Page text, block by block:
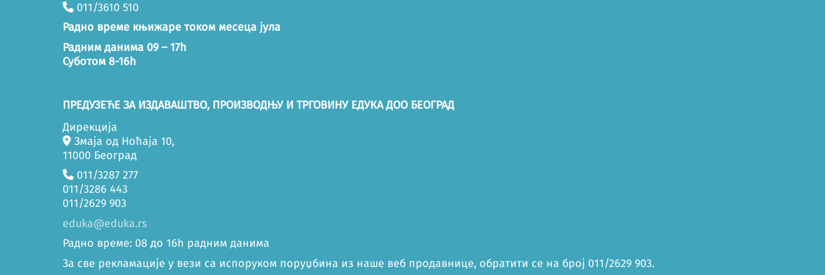
011/3610 510
Радно време књижаре током месеца јула
Радним данима 09 – 17h
Суботом 8-16h
ПРЕДУЗЕЋЕ ЗА ИЗДАВАШТВО, ПРОИЗВОДЊУ И ТРГОВИНУ ЕДУКА ДОО БЕОГРАД
Дирекција
Змаја од Ноћаја 10,
11000 Београд
011/3287 277
011/3286 443
011/2629 903
eduka@eduka.rs
Радно време: 08 до 16h радним данима
За све рекламације у вези са испоруком поруџбина из наше веб продавнице, обратити се на број 011/2629 903.